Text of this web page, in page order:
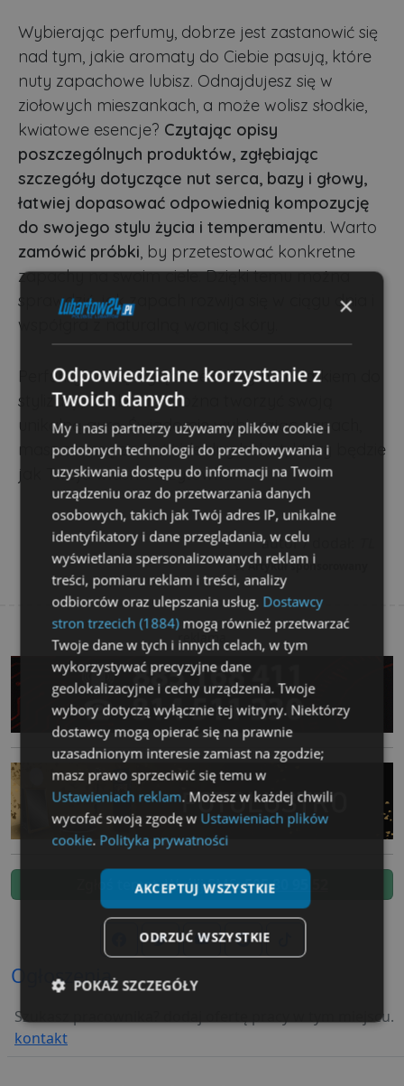
Wybierając perfumy, dobrze jest zastanowić się
nad tym, jakie aromaty do Ciebie pasują, które
nuty zapachowe lubisz. Odnajdujesz się w
ziołowych mieszankach, a może wolisz słodkie,
kwiatowe esencje? Czytając opisy
poszczególnych produktów, zgłębiając
szczegóły dotyczące nut serca, bazy i głowy,
łatwiej dopasować odpowiednią kompozycję
do swojego stylu życia i temperamentu. Warto
zamówić próbki, by przetestować konkretne
zapachy na swoim ciele. Dzięki temu można
sprawdzić, jak zapach rozwija się w ciągu dnia i
współgra z naturalną wonią skóry.
Perfumy nie są wyłącznie ładnym dodatkiem do
stylizacji, dzięki nim można tworzyć swoją
unikalną aurę. Świadomie wybierając zapach,
masz szansę znaleźć idealny bukiet, który będzie
jak Twoja własna wizytówka.
autor / dodał:
Artykuł sponsorowany
reklama
Zgłoś temat. Wyślij SMS:505 80 95 52
Ogłoszenia
Szukasz pracownika? dodaj ofertę pracy w tym miejscu.
kontakt
×
Odpowiedzialne korzystanie z
Twoich danych
My i nasi partnerzy używamy plików cookie i
podobnych technologii do przechowywania i
uzyskiwania dostępu do informacji na Twoim
urządzeniu oraz do przetwarzania danych
osobowych, takich jak Twój adres IP, unikalne
identyfikatory i dane przeglądania, w celu
wyświetlania spersonalizowanych reklam i
treści, pomiaru reklam i treści, analizy
odbiorców oraz ulepszania usług. Dostawcy
stron trzecich (1884)mogą również przetwarzać
Twoje dane w tych i innych celach, w tym
wykorzystywać precyzyjne dane
geolokalizacyjne i cechy urządzenia. Twoje
wybory dotyczą wyłącznie tej witryny. Niektórzy
dostawcy mogą opierać się na prawnie
uzasadnionym interesie zamiast na zgodzie;
masz prawo sprzeciwić się temu w
Ustawieniach reklam. Możesz w każdej chwili
wycofać swoją zgodę w Ustawieniach plików
cookie. Polityka prywatności
AKCEPTUJ WSZYSTKIE
ODRZUĆ WSZYSTKIE
POKAŻ SZCZEGÓŁY
Niezbędne Wydajność Targetowanie